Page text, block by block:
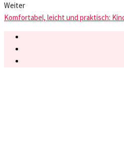
Weiter
Komfortabel, leicht und praktisch: